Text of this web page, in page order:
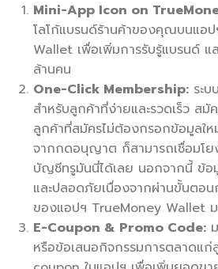
Mini-App Icon on
โลโก้แบรนด์ร้านค้าของคุณบนแอ
Wallet เพื่อเพิ่มการรับรู้แบรนด์ แ
ล้านคน
One-Click Membership: ระ
สำหรับลูกค้าที่ง่ายและรวดเร็ว สมั
ลูกค้าที่สมัครไม่ต้องกรอกข้อมูลใ
จากกดอนุญาต ก็สามารถเชื่อมโย
บัญชีทรูมันนี่ได้เลย นอกจากนี้ ข้อ
และปลอดภัยเนื่องจากผ่านขั้นตอ
ของแอปฯ TrueMoney Wallet
E-Coupon & Promo Code:
หรือข้อเสนอกิจกรรมการตลาดแ